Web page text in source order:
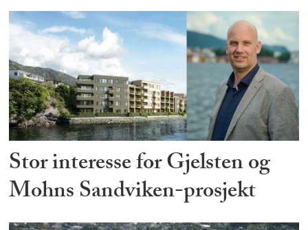
Stor interesse for Gjelsten og
Mohns Sandviken-prosjekt